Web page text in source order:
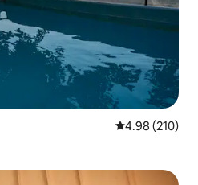
Calificación
4.98 (210)